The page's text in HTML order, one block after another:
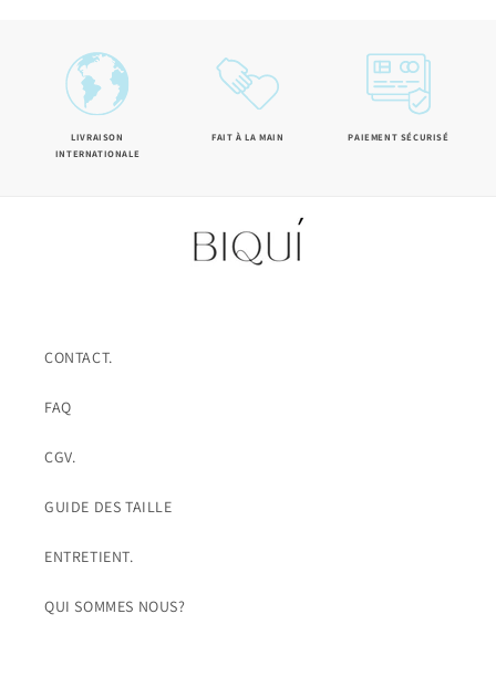
LIVRAISON
INTERNATIONALE
FAIT À LA MAIN PAIEMENT SÉCURISÉ
CONTACT.
FAQ
CGV.
GUIDE DES TAILLE
ENTRETIENT.
QUI SOMMES NOUS?